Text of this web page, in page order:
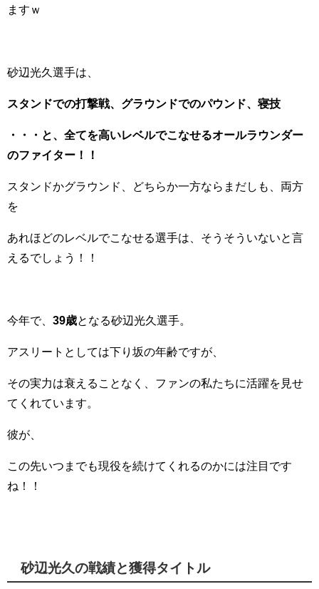
ますｗ
砂辺光久選手は、
スタンドでの打撃戦、グラウンドでのパウンド、寝技
・・・と、全てを高いレベルでこなせるオールラウンダー
のファイター！！
スタンドかグラウンド、どちらか一方ならまだしも、両方
を
あれほどのレベルでこなせる選手は、そうそういないと言
えるでしょう！！
今年で、 39歳となる砂辺光久選手。
アスリートとしては下り坂の年齢ですが、
その実力は衰えることなく、ファンの私たちに活躍を見せ
てくれています。
彼が、
この先いつまでも現役を続けてくれるのかには注目です
ね！！
砂辺光久の戦績と獲得タイトル